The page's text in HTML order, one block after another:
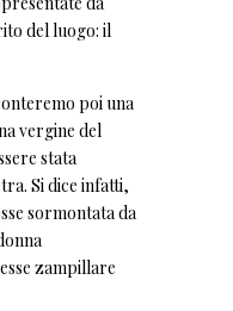
del luogo: il
poi una
vergine del
stata
Si dice infatti,
sormontata da
zampillare